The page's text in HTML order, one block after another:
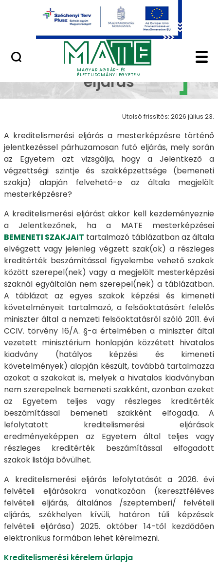
Ugrás a fő tartalomhoz
MAGYAR AGRÁR- ÉS
ÉLETTUDOMÁNYI EGYETEM
Minőségügy
Kreditelismerési
Kreditelismerési
eljárás
Utolsó frissítés: 2026 július 23.
A kreditelismerési eljárás a mesterképzésre történő
jelentkezéssel párhuzamosan futó eljárás, mely során
az Egyetem azt vizsgálja, hogy a Jelentkező a
végzettségi szintje és szakképzettsége (bemeneti
szakja) alapján felvehető-e az általa megjelölt
mesterképzésre?
A kreditelismerési eljárást akkor kell kezdeményeznie
a Jelentkezőnek, ha a MATE mesterképzései
BEMENETI SZAKJAIT tartalmazó táblázatban az általa
elvégzett vagy jelenleg végzett szak(ok) a részleges
kreditérték beszámítással figyelembe vehető szakok
között szerepel(nek) vagy a megjelölt mesterképzési
szaknál egyáltalán nem szerepel(nek) a táblázatban.
A táblázat az egyes szakok képzési és kimeneti
követelményeit tartalmazó, a felsőoktatásért felelős
miniszter által a nemzeti felsőoktatásról szóló 2011. évi
CCIV. törvény 16/A. §-a értelmében a miniszter által
vezetett minisztérium honlapján közzétett hivatalos
kiadvány (hatályos képzési és kimeneti
követelmények) alapján készült, továbbá tartalmazza
azokat a szakokat is, melyek a hivatalos kiadványban
nem szerepelnek bemeneti szakként, azonban ezeket
az Egyetem teljes vagy részleges kreditérték
beszámítással bemeneti szakként elfogadja. A
lefolytatott kreditelismerési eljárások
eredményeképpen az Egyetem által teljes vagy
részleges kreditérték beszámítással elfogadott
szakok listája bővülhet.
A kreditelismerési eljárás lefolytatását a 2026. évi
felvételi eljárásokra vonatkozóan (keresztféléves
felvételi eljárás, általános /szeptemberi/ felvételi
eljárás, székhelyen kívüli, határon túli képzések
felvételi eljárása) 2025. október 14-től kezdődően
elektronikus formában lehet kérelmezni.
Kreditelismerési kérelem űrlapja